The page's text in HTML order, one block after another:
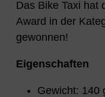
Das Bike Taxi hat
Award in der
gewonnen!
Eigenschaften
Gewicht: 140